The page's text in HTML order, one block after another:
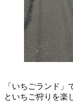
「いちごランド」
といちご狩りを楽